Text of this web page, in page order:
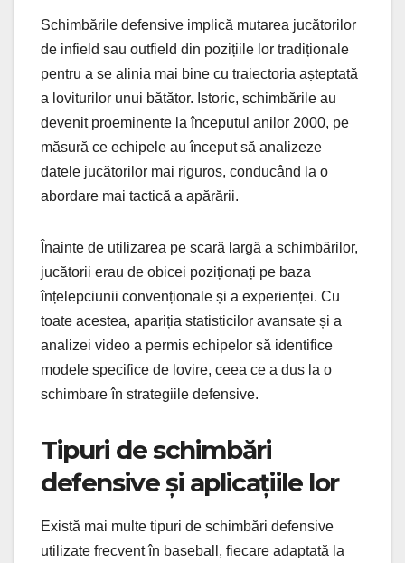
Schimbările defensive implică mutarea jucătorilor
de infield sau outfield din pozițiile lor tradiționale
pentru a se alinia mai bine cu traiectoria așteptată
a loviturilor unui bătător. Istoric, schimbările au
devenit proeminente la începutul anilor 2000, pe
măsură ce echipele au început să analizeze
datele jucătorilor mai riguros, conducând la o
abordare mai tactică a apărării.
Înainte de utilizarea pe scară largă a schimbărilor,
jucătorii erau de obicei poziționați pe baza
înțelepciunii convenționale și a experienței. Cu
toate acestea, apariția statisticilor avansate și a
analizei video a permis echipelor să identifice
modele specifice de lovire, ceea ce a dus la o
schimbare în strategiile defensive.
Tipuri de schimbări
defensive și aplicațiile lor
Există mai multe tipuri de schimbări defensive
utilizate frecvent în baseball, fiecare adaptată la